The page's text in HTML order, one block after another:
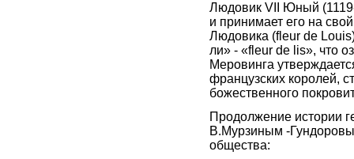
Людовик VII Юный
и принимает его на
Людовика (fleur de
ли» - «fleur de lis», что
Меровинга
французских королей,
божественного
Продолжение истории
В.Мурзиным -
общества: